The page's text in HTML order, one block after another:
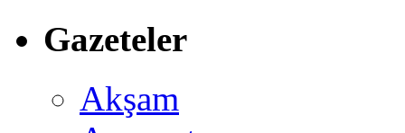
Gazeteler
Akşam